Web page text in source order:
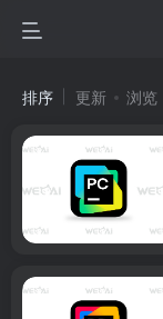
排序 更新 浏览